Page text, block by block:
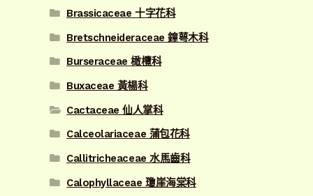
Brassicaceae 十字花科
Bretschneideraceae 鐘萼木科
Burseraceae 橄欖科
Buxaceae 黃楊科
Cactaceae 仙人掌科
Calceolariaceae 蒲包花科
Callitricheaceae 水馬齒科
Calophyllaceae 瓊崖海棠科